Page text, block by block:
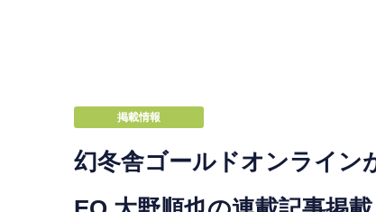
掲載情報
幻冬舎ゴールドオンライン